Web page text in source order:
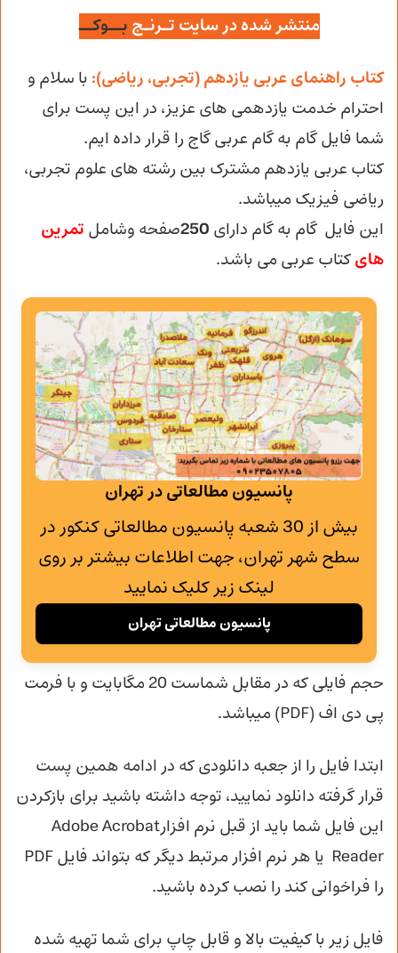
منتشر شده در سایت تـرنـج بــوکــ
کتاب راهنمای عربی یازدهم (تجربی، ریاضی): با سلام و
احترام خدمت یازدهمی های عزیز، در این پست برای
شما فایل گام به گام عربی گاج را قرار داده ایم.
کتاب عربی یازدهم مشترک بین رشته های علوم تجربی،
ریاضی فیزیک میباشد.
این فایل گام به گام دارای 250صفحه وشامل تمرین
هایکتاب عربی می باشد.
پانسیون مطالعاتی در تهران
بیش از 30 شعبه پانسیون مطالعاتی کنکور در
سطح شهر تهران، جهت اطلاعات بیشتر بر روی
لینک زیر کلیک نمایید
پانسیون مطالعاتی تهران
حجم فایلی که در مقابل شماست 20 مگابایت و با فرمت
پی دی اف (PDF) میباشد.
ابتدا فایل را از جعبه دانلودی که در ادامه همین پست
قرار گرفته دانلود نمایید، توجه داشته باشید برای بازکردن
این فایل شما باید از قبل نرم افزارAdobe Acrobat
را فراخوانی کند را نصب کرده باشید.
فایل زیر با کیفیت بالا و قابل چاپ برای شما تهیه شده